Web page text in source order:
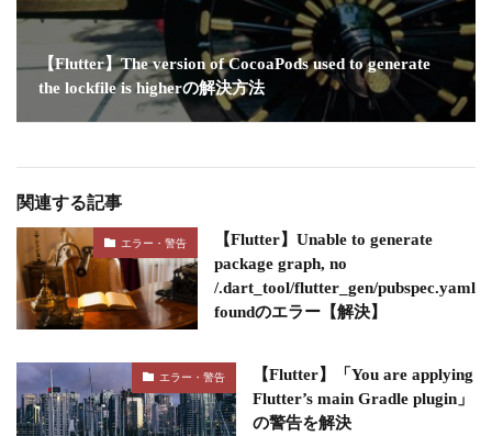
【Flutter】The version of CocoaPods used to generate
the lockfile is higherの解決方法
関連する記事
エラー・警告
【Flutter】Unable to generate
package graph, no
/.dart_tool/flutter_gen/pubspec.yaml
foundのエラー【解決】
エラー・警告
【Flutter】「You are applying
Flutter’s main Gradle plugin」
の警告を解決